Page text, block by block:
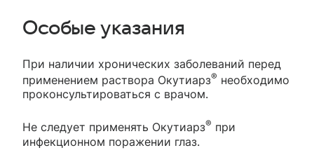
Особые указания
При наличии хронических заболеваний перед
применением раствора Окутиарз® необходимо
проконсультироваться с врачом.
Не следует применять Окутиарз® при
инфекционном поражении глаз.